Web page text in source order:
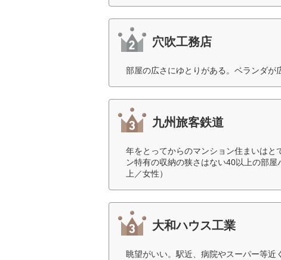
穴吹工務店
部屋の広さにゆとりがある。ベランダが
九州旅客鉄道
年をとってからのマンション住まいはと
ン特有の収納の狭さはない40以上の部
上／女性）
大和ハウス工業
眺望がいい。駅近、病院やスーパー等